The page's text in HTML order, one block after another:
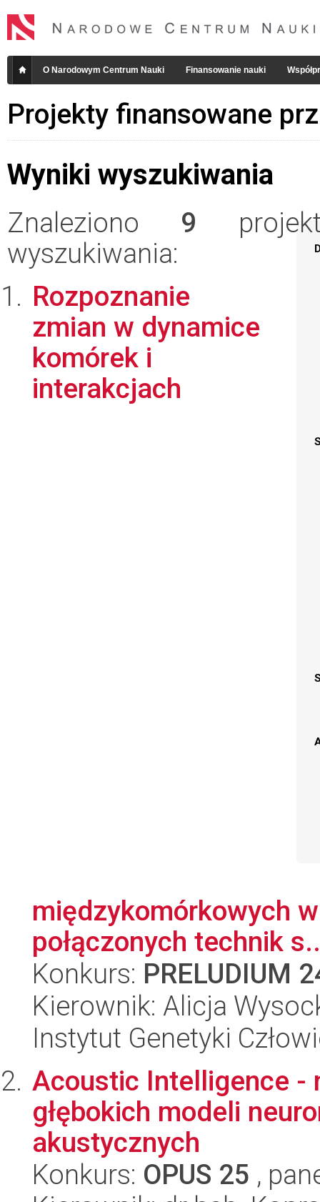
O Narodowym Centrum Nauki Finansowanie nauki
Projekty finansowane
Wyniki wyszukiwania
Znaleziono 9
wyszukiwania:
Rozpoznanie
zmian w dynamice
komórek i
interakcjach
międzykomórkowych
połączonych technik
Konkurs: PRELUDIUM
Kierownik: Alicja
Instytut Genetyki
Acoustic Intelligence -
głębokich modeli
akustycznych
Konkurs: OPUS 25 ,